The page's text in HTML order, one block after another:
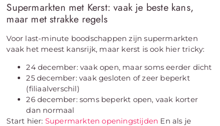
Supermarkten met Kerst: vaak je beste kans,
maar met strakke regels
Voor last-minute boodschappen zijn supermarkten
vaak het meest kansrijk, maar kerst is ook hier tricky:
24 december: vaak open, maar soms eerder dicht
25 december: vaak gesloten of zeer beperkt
(filiaalverschil)
26 december: soms beperkt open, vaak korter
dan normaal
Start hier: Supermarkten openingstijden En als je